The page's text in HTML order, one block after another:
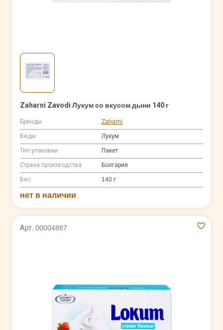
Zaharni Zavodi Лукум со вкусом дыни 140 г
Бренды Zaharni
Виды Лукум
Тип упаковки Пакет
Страна производства Болгария
Вес 140 г
нет в наличии
Арт. 00004887